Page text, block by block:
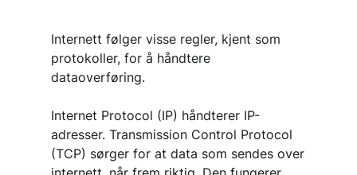
Internett følger visse regler, kjent som
protokoller, for å håndtere
dataoverføring.
Internet Protocol (IP) håndterer IP-
adresser. Transmission Control Protocol
(TCP) sørger for at data som sendes over